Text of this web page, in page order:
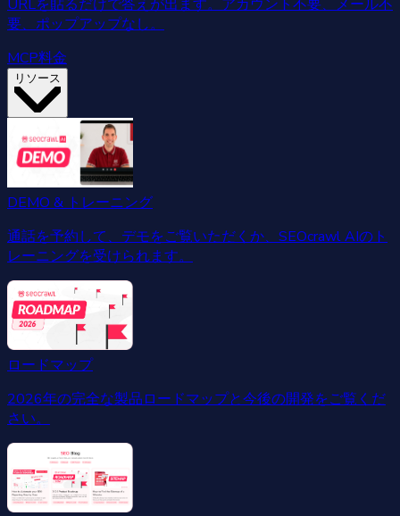
URLを貼るだけで答えが出ます。アカウント不要、メール不
要、ポップアップなし。
MCP料金
リソース
DEMO & トレーニング
通話を予約して、デモをご覧いただくか、SEOcrawl AIのト
レーニングを受けられます。
ロードマップ
2026年の完全な製品ロードマップと今後の開発をご覧くだ
さい。